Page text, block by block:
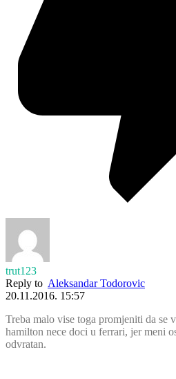
trut123
Reply to Aleksandar Todorovic
20.11.2016. 15:57
Treba malo vise toga promjeniti da se
hamilton nece doci u ferrari, jer meni
odvratan.